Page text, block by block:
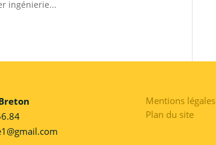
ingénierie...
Mentions légales
Plan du site